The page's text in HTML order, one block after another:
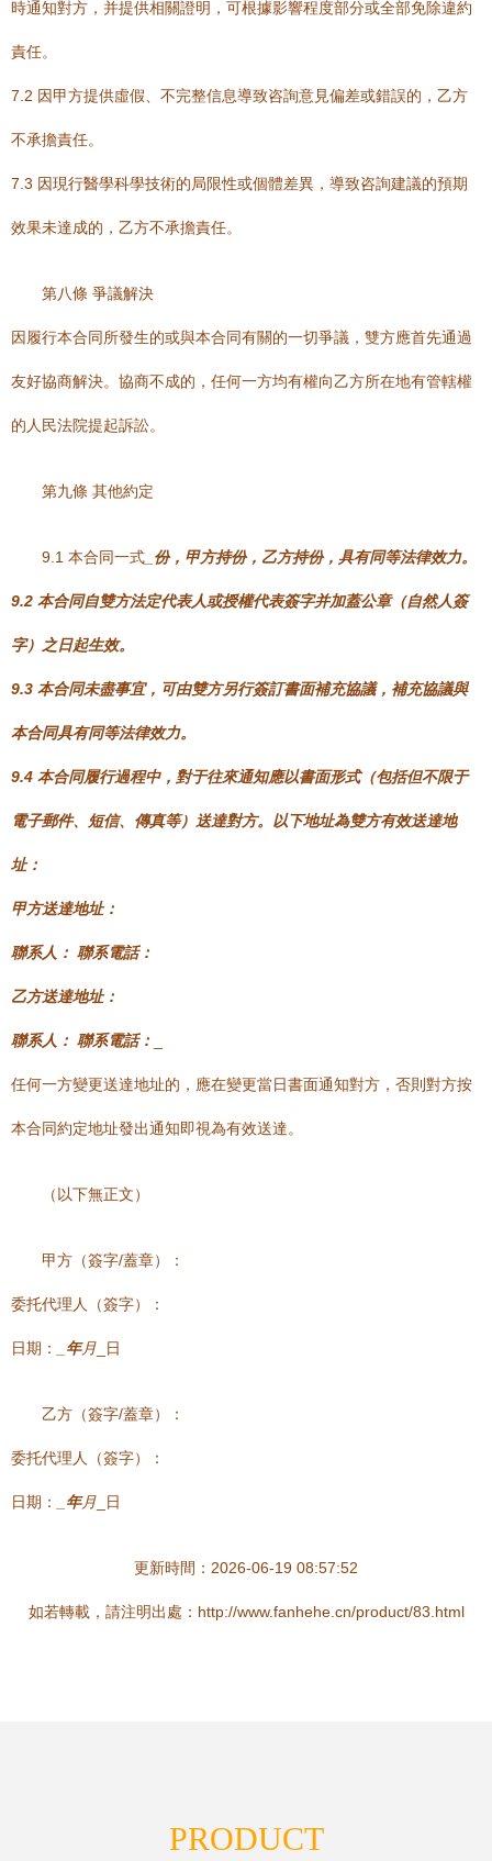
時通知對方，并提供相關證明，可根據影響程度部分或全部免除違約
責任。
7.2 因甲方提供虛假、不完整信息導致咨詢意見偏差或錯誤的，乙方
不承擔責任。
7.3 因現行醫學科學技術的局限性或個體差異，導致咨詢建議的預期
效果未達成的，乙方不承擔責任。
第八條 爭議解決
因履行本合同所發生的或與本合同有關的一切爭議，雙方應首先通過
友好協商解決。協商不成的，任何一方均有權向乙方所在地有管轄權
的人民法院提起訴訟。
第九條 其他約定
9.1 本合同一式 _份，甲方持份，乙方持份，具有同等法律效力。
9.2 本合同自雙方法定代表人或授權代表簽字并加蓋公章（自然人簽
字）之日起生效。
9.3 本合同未盡事宜，可由雙方另行簽訂書面補充協議，補充協議與
本合同具有同等法律效力。
9.4 本合同履行過程中，對于往來通知應以書面形式（包括但不限于
電子郵件、短信、傳真等）送達對方。以下地址為雙方有效送達地
址：
甲方送達地址：
聯系人： 聯系電話：
乙方送達地址：
聯系人： 聯系電話：
任何一方變更送達地址的，應在變更當日書面通知對方，否則對方按
本合同約定地址發出通知即視為有效送達。
（以下無正文）
甲方（簽字/蓋章）：
委托代理人（簽字）：
日期： _年月 _日
乙方（簽字/蓋章）：
委托代理人（簽字）：
日期： _年月 _日
更新時間：2026-06-19 08:57:52
如若轉載，請注明出處：http://www.fanhehe.cn/product/83.html
PRODUCT